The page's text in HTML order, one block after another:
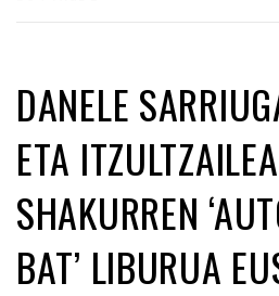
DANELE
ETA
SHAKURREN
BAT’ LIBURUA